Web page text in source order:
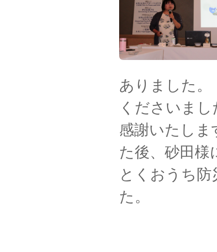
ありました。
くださいま
感謝いたしま
た後、砂田
とくおうち
た。